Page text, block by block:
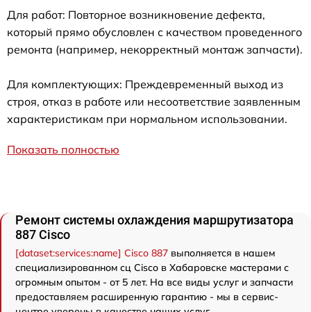
Для работ: Повторное возникновение дефекта,
который прямо обусловлен с качеством проведенного
ремонта (например, некорректный монтаж запчасти).
Для комплектующих: Преждевременный выход из
строя, отказ в работе или несоответствие заявленным
характеристикам при нормальном использовании.
Показать полностью
Ремонт системы охлаждения маршрутизатора
887 Cisco
[dataset:services:name] Cisco 887 выполняется в нашем
специализированном сц Cisco в Хабаровске мастерами с
огромным опытом - от 5 лет. На все виды услуг и запчасти
предоставляем расширенную гарантию - мы в сервис-